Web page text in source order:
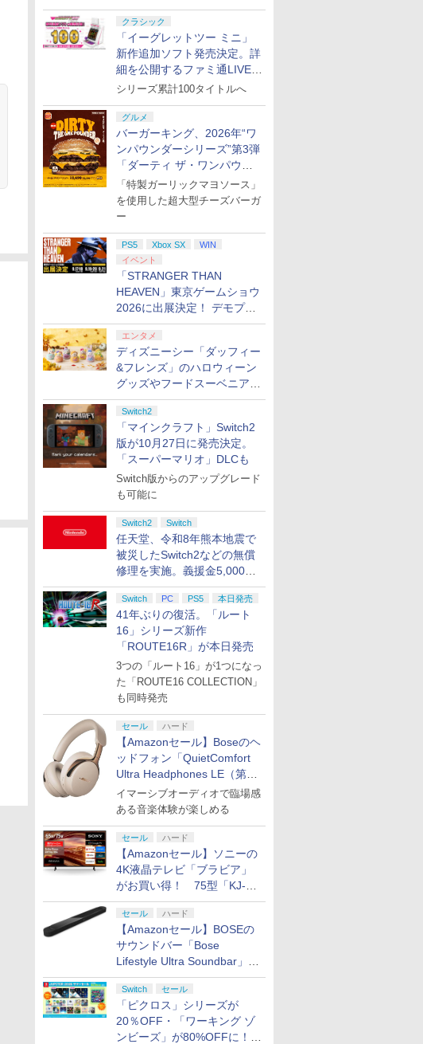
クラシック
「イーグレットツー ミニ」
新作追加ソフト発売決定。詳
細を公開するファミ通LIVEが
8月27日20時から配信
シリーズ累計100タイトルへ
グルメ
バーガーキング、2026年“ワ
ンパウンダーシリーズ”第3弾
「ダーティ ザ・ワンパウン
ダー」を8月7日発売
「特製ガーリックマヨソース」
を使用した超大型チーズバーガ
ー
PS5 Xbox SX
WIN
イベント
「STRANGER THAN
HEAVEN」東京ゲームショウ
2026に出展決定！ デモプレ
イや体験型展示も
エンタメ
ディズニーシー「ダッフィー
&フレンズ」のハロウィーン
グッズやフードスーベニアが
8月25日より発売
Switch2
「マインクラフト」Switch2
版が10月27日に発売決定。
「スーパーマリオ」DLCも
Switch版からのアップグレード
も可能に
Switch2 Switch
任天堂、令和8年熊本地震で
被災したSwitch2などの無償
修理を実施。義援金5,000万
円の寄付も発表
Switch PC PS5 本日発売
41年ぶりの復活。「ルート
16」シリーズ新作
「ROUTE16R」が本日発売
3つの「ルート16」が1つになっ
た「ROUTE16 COLLECTION」
も同時発売
セール ハード
【Amazonセール】Boseのヘ
ッドフォン「QuietComfort
Ultra Headphones LE（第2
世代）」などお買い得価格で
登場
イマーシブオーディオで臨場感
ある音楽体験が楽しめる
セール ハード
【Amazonセール】ソニーの
4K液晶テレビ「ブラビア」
がお買い得！ 75型「KJ-
75X75WL」などラインナッ
プ
セール ハード
【Amazonセール】BOSEの
サウンドバー「Bose
Lifestyle Ultra Soundbar」
や、サブウーファー「Bose
Lifestyle Ultra Subwoofer」
などお買い得！
Switch セール
「ピクロス」シリーズが
20％OFF・「ワーキング ゾ
ンビーズ」が80%OFFに！